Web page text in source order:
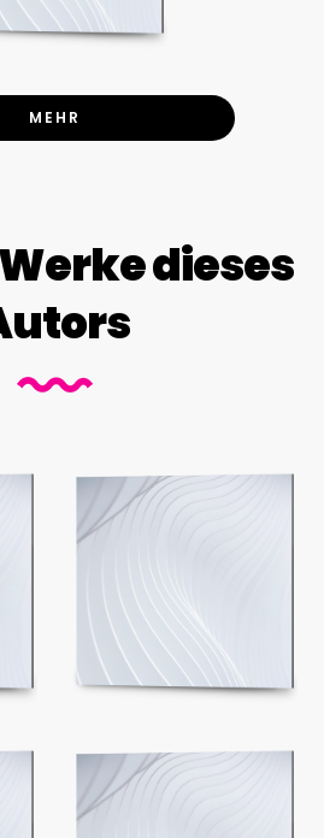
MEHR
dieses